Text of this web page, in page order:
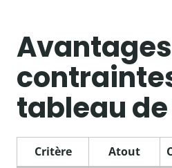
tableau
Critère Atout